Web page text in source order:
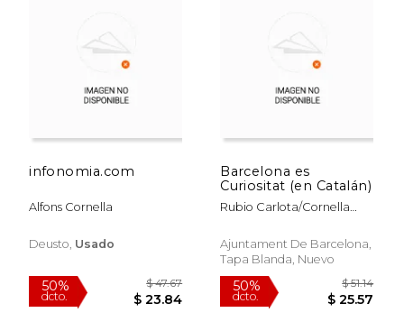
50%
dcto.
$ 57.77
$ 28.88
50%
dcto. $
infonomia.com
Alfons Cornella
Deusto, Usado
Barcelona es
Curiositat (en Catalán)
Rubio Carlota/Cornella
Ajuntament De Barcelona,
Tapa Blanda, Nuevo